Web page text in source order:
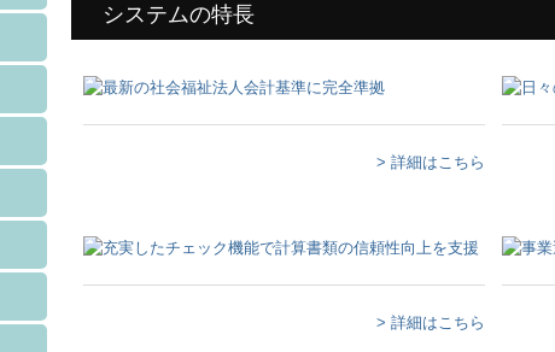
システムの特長
> 詳細はこちら
> 詳細はこちら